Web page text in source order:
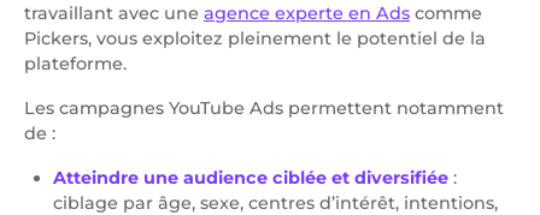
travaillant avec une agence experte en Ads comme
Pickers, vous exploitez pleinement le potentiel de la
plateforme.
Les campagnes YouTube Ads permettent notamment
de :
Atteindre une audience ciblée et diversifiée :
ciblage par âge, sexe, centres d’intérêt, intentions,